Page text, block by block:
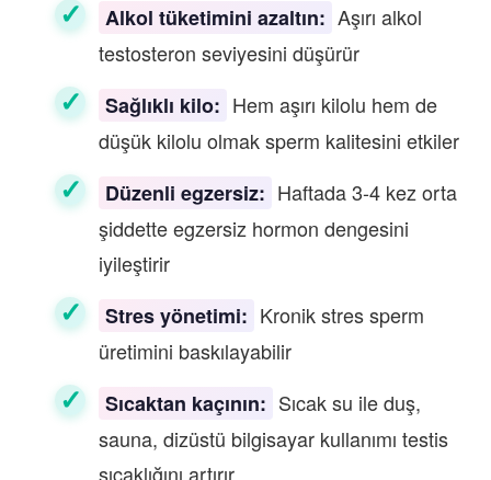
Alkol tüketimini azaltın: Aşırı alkol
testosteron seviyesini düşürür
Sağlıklı kilo: Hem aşırı kilolu hem de
düşük kilolu olmak sperm kalitesini etkiler
Düzenli egzersiz: Haftada 3-4 kez orta
şiddette egzersiz hormon dengesini
iyileştirir
Stres yönetimi: Kronik stres sperm
üretimini baskılayabilir
Sıcaktan kaçının: Sıcak su ile duş,
sauna, dizüstü bilgisayar kullanımı testis
sıcaklığını artırır